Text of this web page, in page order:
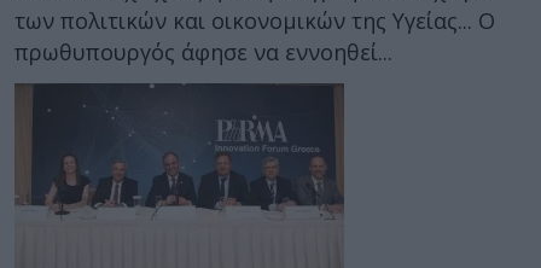
των πολιτικών και οικονομικών της Υγείας... Ο
πρωθυπουργός άφησε να εννοηθεί...